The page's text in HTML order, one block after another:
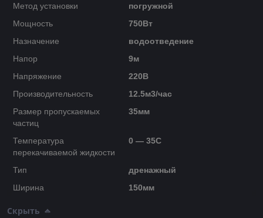
Метод установки
погружной
Мощность
750Вт
Назначение
водоотведение
Напор
9м
Напряжение
220В
Производительность
12.5м3/час
Размер пропускаемых
частиц
35мм
Температура
перекачиваемой жидкости
0 — 35C
Тип
дренажный
Ширина
150мм
Скрыть